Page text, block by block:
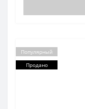
Популярный
Продано